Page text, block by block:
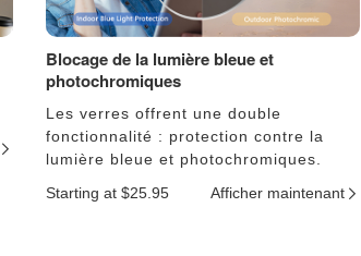
Blocage de la lumière bleue et
photochromiques
Les verres offrent une double
fonctionnalité : protection contre la
lumière bleue et photochromiques.
Starting at $25.95
Afficher maintenant